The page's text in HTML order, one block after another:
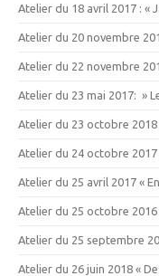
Atelier du 18 avril 2017 : «
Atelier du 20 novembre
Atelier du 22 novembre
Atelier du 23 mai 2017: »
Atelier du 23 octobre 2018
Atelier du 24 octobre 2017
Atelier du 25 avril 2017 «
Atelier du 25 octobre
Atelier du 25 septembre
Atelier du 26 juin 2018 «